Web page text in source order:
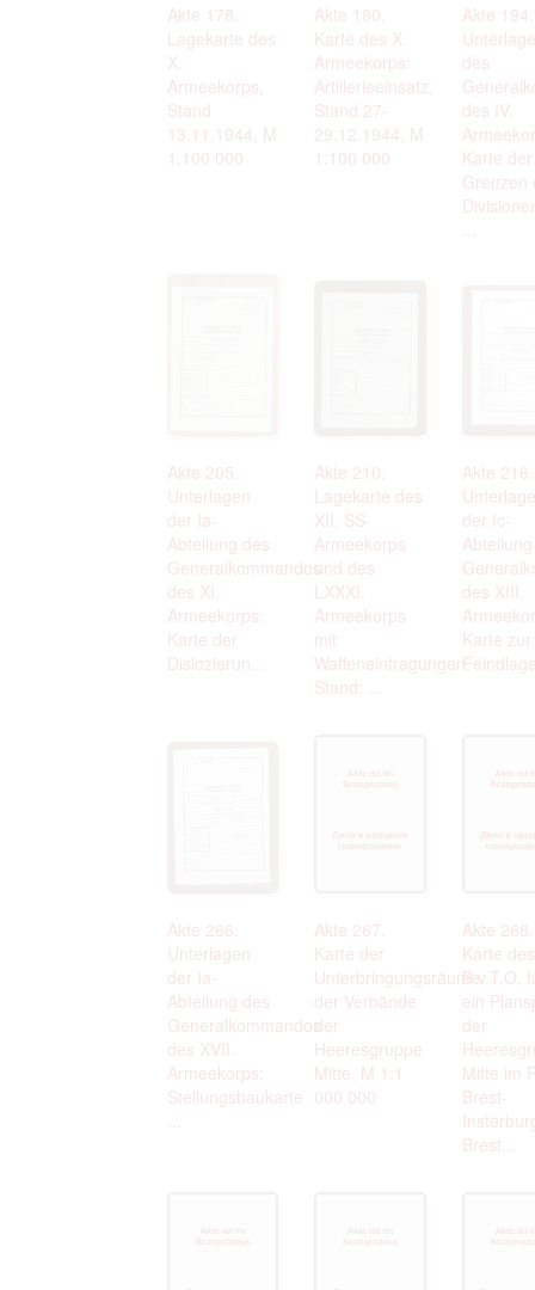
Akte 178.
Lagekarte des
X.
Armeekorps,
Stand
13.11.1944, M
1:100 000
Akte 180.
Karte des X.
Armeekorps:
Artillerieeinsatz,
Stand 27-
29.12.1944, M
1:100 000
Akte 194.
des
des IV.
Karte der
Grenzen
Akte 205.
Unterlagen
der Ia-
Abteilung des
Generalkommandos
des XI.
Armeekorps:
Karte der
Dislozierun...
Akte 210.
Lagekarte des
XII. SS-
Armeekorps
und des
LXXXI.
Armeekorps
mit
Waffeneintragungen,
Stand: ...
Akte 216.
der Ic-
des XIII.
Karte zur
Akte 266.
Unterlagen
der Ia-
Abteilung des
Generalkommandos
des XVII.
Armeekorps:
Stellungsbaukarte
Akte 267.
Karte der
Unterbringungsräume
der Verbände
der
Heeresgruppe
Mitte, M 1:1
000 000
Akte 268.
Karte des
B.v.T.O.
ein
der
Mitte im
Brest-
Brest...